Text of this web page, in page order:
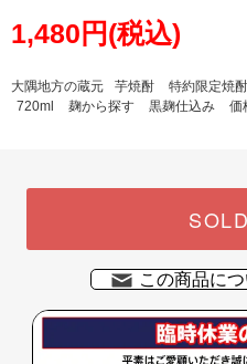
1,480円(税込)
大隅地方の蔵元 芋焼酎 特約限定焼酎
720ml
麹から探す 黒麹仕込み 価
この商品に